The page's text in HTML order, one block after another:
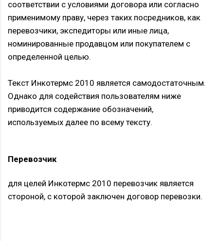
соответствии с условиями договора или согласно
применимому праву, через таких посредников, как
перевозчики, экспедиторы или иные лица,
номинированные продавцом или покупателем с
определенной целью.
Текст Инкотермс 2010 является самодостаточным.
Однако для содействия пользователям ниже
приводится содержание обозначений,
используемых далее по всему тексту.
Перевозчик
для целей Инкотермс 2010 перевозчик является
стороной, с которой заключен договор перевозки.